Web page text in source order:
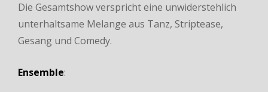
Die Gesamtshow verspricht eine unwiderstehlich
unterhaltsame Melange aus Tanz, Striptease,
Gesang und Comedy.
Ensemble: